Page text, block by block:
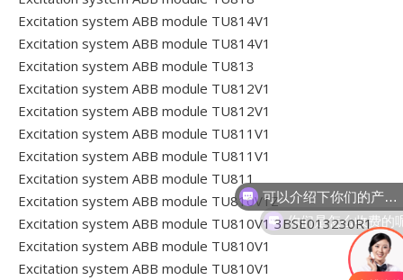
Excitation system ABB module TU814V1
Excitation system ABB module TU814V1
Excitation system ABB module TU813
Excitation system ABB module TU812V1
Excitation system ABB module TU812V1
Excitation system ABB module TU811V1
Excitation system ABB module TU811V1
Excitation system ABB module TU811
Excitation system ABB module TU810V1Z
Excitation system ABB module TU810V1 3BSE013230R1
Excitation system ABB module TU810V1
Excitation system ABB module TU810V1
你们是怎么收费的